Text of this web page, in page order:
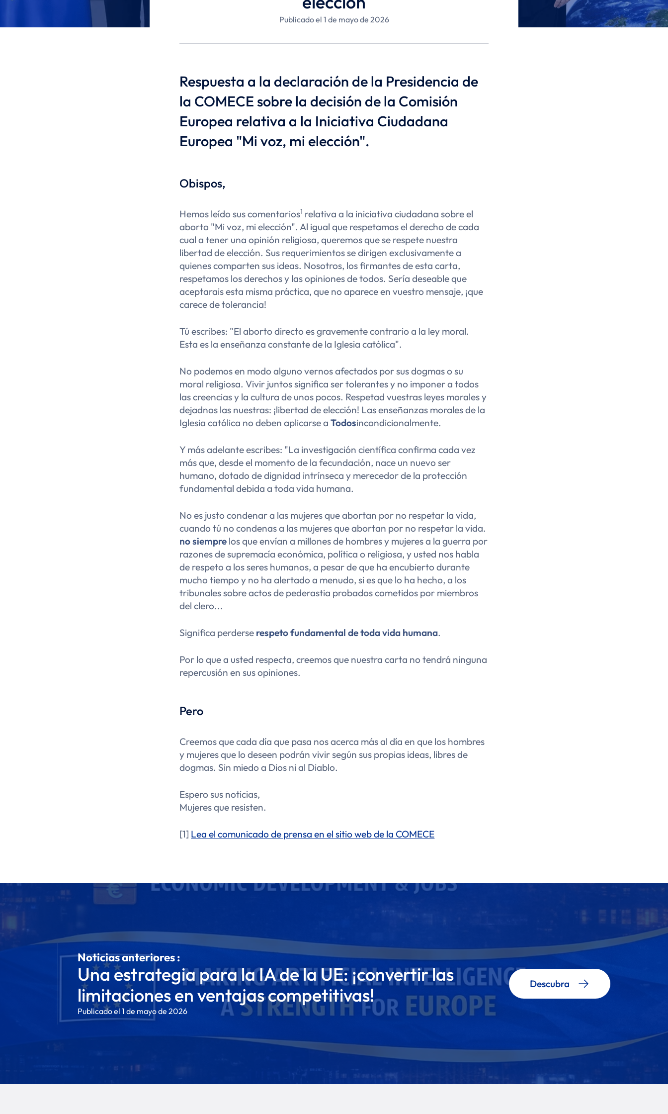
Publicado el 1 de mayo de 2026
Respuesta a la declaración de la Presidencia de
la COMECE sobre la decisión de la Comisión
Europea relativa a la Iniciativa Ciudadana
Europea "Mi voz, mi elección".
Obispos,
Hemos leído sus comentarios1 relativa a la iniciativa ciudadana sobre el
aborto "Mi voz, mi elección". Al igual que respetamos el derecho de cada
cual a tener una opinión religiosa, queremos que se respete nuestra
libertad de elección. Sus requerimientos se dirigen exclusivamente a
quienes comparten sus ideas. Nosotros, los firmantes de esta carta,
respetamos los derechos y las opiniones de todos. Sería deseable que
aceptarais esta misma práctica, que no aparece en vuestro mensaje, ¡que
carece de tolerancia!
Tú escribes: "El aborto directo es gravemente contrario a la ley moral.
Esta es la enseñanza constante de la Iglesia católica".
No podemos en modo alguno vernos afectados por sus dogmas o su
moral religiosa. Vivir juntos significa ser tolerantes y no imponer a todos
las creencias y la cultura de unos pocos. Respetad vuestras leyes morales y
dejadnos las nuestras: ¡libertad de elección! Las enseñanzas morales de la
Iglesia católica no deben aplicarse aTodosincondicionalmente.
Y más adelante escribes: "La investigación científica confirma cada vez
más que, desde el momento de la fecundación, nace un nuevo ser
humano, dotado de dignidad intrínseca y merecedor de la protección
fundamental debida a toda vida humana.
No es justo condenar a las mujeres que abortan por no respetar la vida,
cuando tú no condenas a las mujeres que abortan por no respetar la vida.
no siempre los que envían a millones de hombres y mujeres a la guerra por
razones de supremacía económica, política o religiosa, y usted nos habla
de respeto a los seres humanos, a pesar de que ha encubierto durante
mucho tiempo y no ha alertado a menudo, si es que lo ha hecho, a los
tribunales sobre actos de pederastia probados cometidos por miembros
del clero...
Significa perderse respeto fundamental de toda vida humana.
Por lo que a usted respecta, creemos que nuestra carta no tendrá ninguna
repercusión en sus opiniones.
Pero
Creemos que cada día que pasa nos acerca más al día en que los hombres
y mujeres que lo deseen podrán vivir según sus propias ideas, libres de
dogmas. Sin miedo a Dios ni al Diablo.
Espero sus noticias,
Mujeres que resisten.
[1] Lea el comunicado de prensa en el sitio web de la COMECE
Noticias anteriores :
Una estrategia para la IA de la UE: ¡convertir las
limitaciones en ventajas competitivas!
Publicado el 1 de mayo de 2026
Descubra